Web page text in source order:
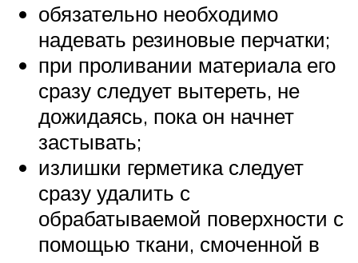
обязательно необходимо
надевать резиновые перчатки;
при проливании материала его
сразу следует вытереть, не
дожидаясь, пока он начнет
застывать;
излишки герметика следует
сразу удалить с
обрабатываемой поверхности с
помощью ткани, смоченной в